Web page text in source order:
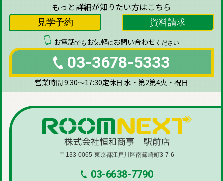
もっと詳細が知りたい方はこちら
見学予約
資料請求
お電話でも お気軽に お問い合わせ ください
03-3678-5333
営業時間 9:30～17:30定休日 水・第2第4火・祝日
〒133-0065 東京都江戸川区南篠崎町3-7-6
03-6638-7790